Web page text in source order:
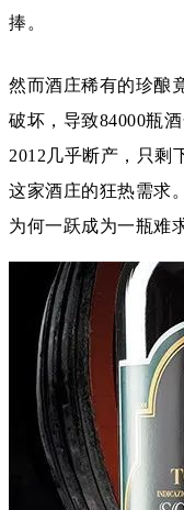
捧。
然而酒庄稀有的珍酿
破坏，导致84000瓶
2012几乎断产，只剩
这家酒庄的狂热需求
为何一跃成为一瓶难